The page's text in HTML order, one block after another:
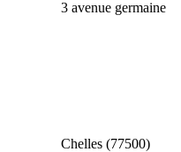
3 avenue germaine
Chelles (77500)